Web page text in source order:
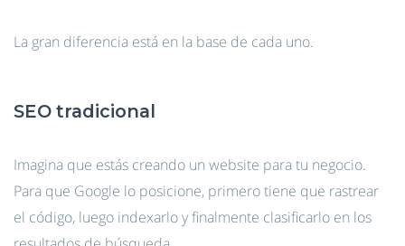
La gran diferencia está en la base de cada uno.
SEO tradicional
Imagina que estás creando un website para tu negocio.
Para que Google lo posicione, primero tiene que rastrear
el código, luego indexarlo y finalmente clasificarlo en los